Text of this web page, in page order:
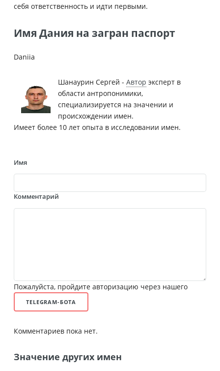
себя ответственность и идти первыми.
Имя Дания на загран паспорт
Daniia
Шанаурин Сергей - Автор эксперт в
области антропонимики,
специализируется на значении и
происхождении имен.
Имеет более 10 лет опыта в исследовании имен.
Имя
Комментарий
Пожалуйста, пройдите авторизацию через нашего
TELEGRAM-БОТА
Комментариев пока нет.
Значение других имен